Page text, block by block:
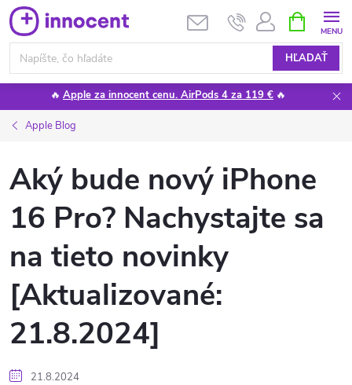
Prejsť
na
obsah
HĽADAŤ
KOŠÍK
🔥 Apple za innocent cenu. AirPods 4 za 119 € 🔥
Apple Blog
Aký bude nový iPhone
16 Pro? Nachystajte sa
na tieto novinky
[Aktualizované:
21.8.2024]
21.8.2024